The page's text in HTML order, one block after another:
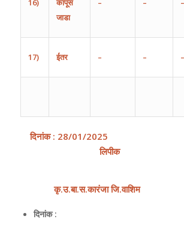
16)
कापूस
जाडा
– – –
17) ईतर – – –
दिनांक : 28/01/2025
लिपीक
कृ.उ.बा.स.कारंजा जि.वाशिम
दिनांक :